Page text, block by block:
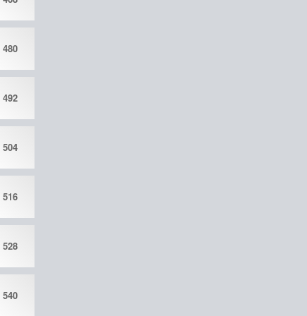
480
492
504
516
528
540